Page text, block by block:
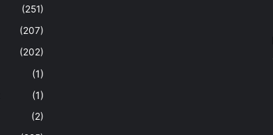
(251)
(207)
(202)
(1)
(1)
(2)